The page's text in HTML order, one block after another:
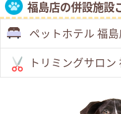
福島店の併設施設
ペットホテル 福
トリミングサロン